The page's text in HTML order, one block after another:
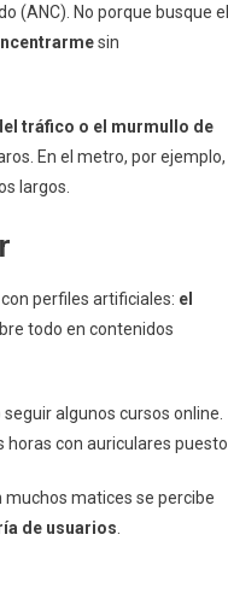
(ANC). No porque busque el
sin
tráfico o el murmullo de
En el metro, por ejemplo,
largos.
perfiles artificiales: el
todo en contenidos
algunos cursos online.
horas con auriculares
muchos matices se percibe
de usuarios